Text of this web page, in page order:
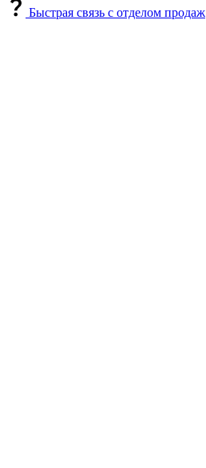
Быстрая связь с отделом продаж